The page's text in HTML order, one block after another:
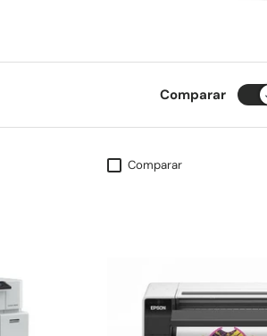
Comparar
Comparar